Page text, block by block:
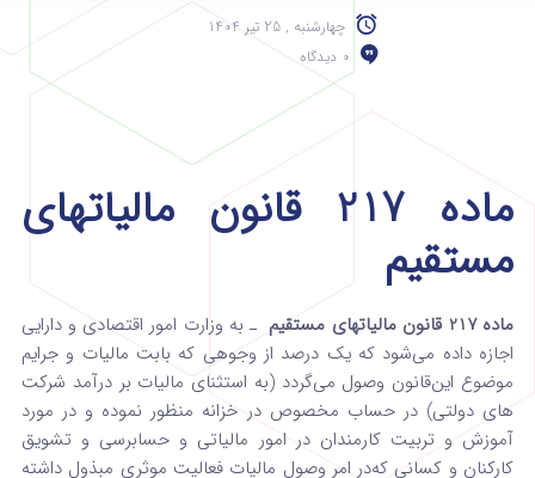
چهارشنبه , 25 تیر 1404
0 دیدگاه
ماده 217 قانون مالیاتهای
مستقیم
ماده 217 قانون مالیاتهای مستقیم
ـ به وزارت امور اقتصادی و دارایی
اجازه داده می‌شود که یک درصد از وجوهی که بابت مالیات و جرایم
موضوع این‌قانون وصول می‌گردد (به استثنای مالیات بر درآمد شرکت
های‌ دولتی‌) در حساب مخصوص در خزانه منظور نموده و در مورد
آموزش و تربیت کارمندان در امور مالیاتی و حسابرسی و تشویق‌
کارکنان‌ و کسانی ‌که‌در امر وصول‌ مالیات فعالیت موثری مبذول داشته